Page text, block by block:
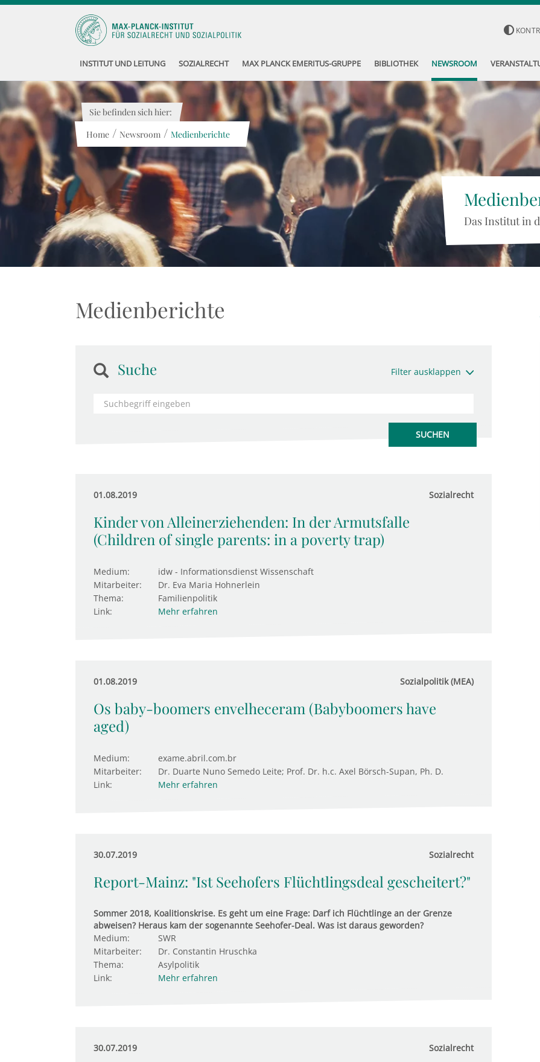
INSTITUT UND LEITUNG SOZIALRECHT MAX PLANCK EMERITUS-GRUPPE BIBLIOTHEK NEWSROOM
Das Institut in
Sie befinden sich hier:
Home / Newsroom / Medienberichte
Medienberichte
Suche Filter ausklappen
01.08.2019 Sozialrecht
Kinder von Alleinerziehenden: In der Armutsfalle
(Children of single parents: in a poverty trap)
Medium:
idw - Informationsdienst Wissenschaft
Mitarbeiter:
Dr. Eva Maria Hohnerlein
Thema:
Familienpolitik
Link:
Mehr erfahren
01.08.2019 Sozialpolitik (MEA)
Os baby-boomers envelheceram (Babyboomers have
aged)
Medium:
exame.abril.com.br
Mitarbeiter:
Dr. Duarte Nuno Semedo Leite; Prof. Dr. h.c. Axel Börsch-Supan, Ph. D.
Link:
Mehr erfahren
30.07.2019 Sozialrecht
Report-Mainz: "Ist Seehofers Flüchtlingsdeal gescheitert?"
Sommer 2018, Koalitionskrise. Es geht um eine Frage: Darf ich Flüchtlinge an der Grenze
abweisen? Heraus kam der sogenannte Seehofer-Deal. Was ist daraus geworden?
Medium:
SWR
Mitarbeiter:
Dr. Constantin Hruschka
Thema:
Asylpolitik
Link:
Mehr erfahren
30.07.2019 Sozialrecht